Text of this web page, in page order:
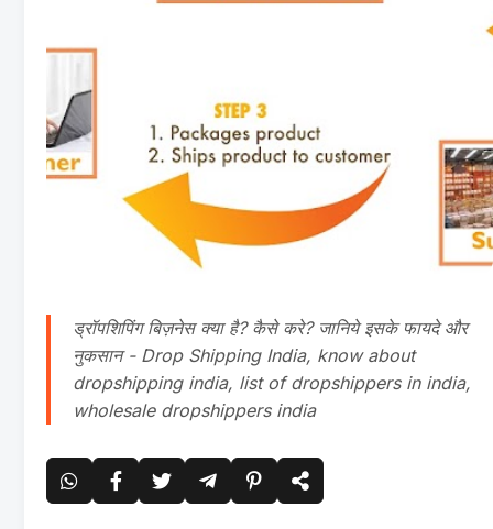
ड्रॉपशिपिंग बिज़नेस क्या है? कैसे करे? जानिये इसके फायदे और
नुकसान - Drop Shipping India, know about
dropshipping india, list of dropshippers in india,
wholesale dropshippers india